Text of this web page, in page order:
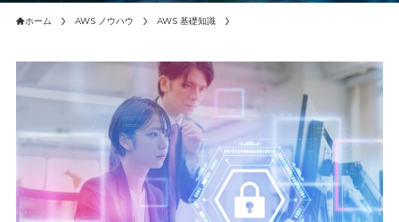
ホーム AWS ノウハウ AWS 基礎知識